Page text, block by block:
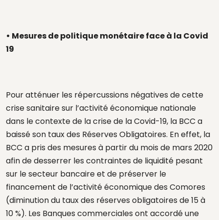
• Mesures de politique monétaire face à la Covid
19
Pour atténuer les répercussions négatives de cette
crise sanitaire sur l’activité économique nationale
dans le contexte de la crise de la Covid-19, la BCC a
baissé son taux des Réserves Obligatoires. En effet, la
BCC a pris des mesures à partir du mois de mars 2020
afin de desserrer les contraintes de liquidité pesant
sur le secteur bancaire et de préserver le
financement de l’activité économique des Comores
(diminution du taux des réserves obligatoires de 15 à
10 %). Les Banques commerciales ont accordé une